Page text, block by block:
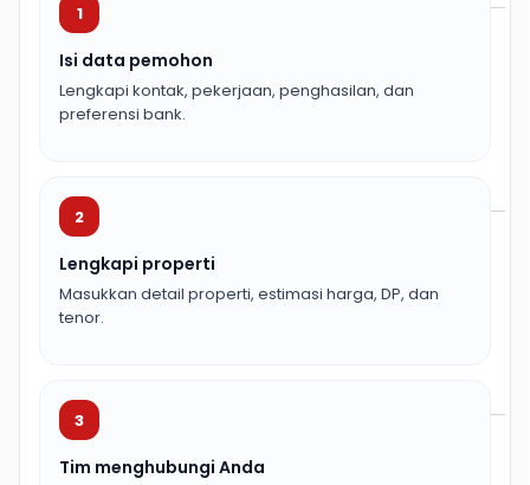
1
Isi data pemohon
Lengkapi kontak, pekerjaan, penghasilan, dan
preferensi bank.
2
Lengkapi properti
Masukkan detail properti, estimasi harga, DP, dan
tenor.
3
Tim menghubungi Anda